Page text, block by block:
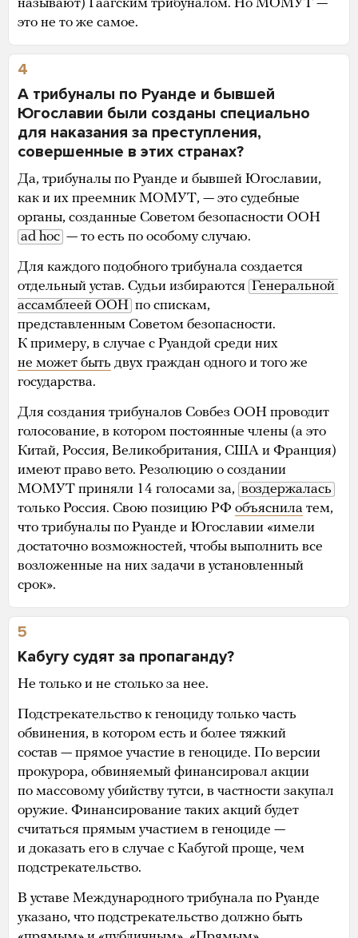
называют) Гаагским трибуналом. Но МОМУТ —
это не то же самое.
4
А трибуналы по Руанде и бывшей
Югославии были созданы специально
для наказания за преступления,
совершенные в этих странах?
Да, трибуналы по Руанде и бывшей Югославии,
как и их преемник МОМУТ, — это судебные
органы, созданные Советом безопасности ООН
ad hoc — то есть по особому случаю.
Для каждого подобного трибунала создается
отдельный устав. Судьи избираются Генеральной
ассамблеей ООН по спискам,
представленным Советом безопасности.
К примеру, в случае с Руандой среди них
не может быть двух граждан одного и того же
государства.
Для создания трибуналов Совбез ООН проводит
голосование, в котором постоянные члены (а это
Китай, Россия, Великобритания, США и Франция)
имеют право вето. Резолюцию о создании
МОМУТ приняли 14 голосами за, воздержалась
только Россия. Свою позицию РФ объяснила тем,
что трибуналы по Руанде и Югославии «имели
достаточно возможностей, чтобы выполнить все
возложенные на них задачи в установленный
срок».
5
Кабугу судят за пропаганду?
Не только и не столько за нее.
Подстрекательство к геноциду только часть
обвинения, в котором есть и более тяжкий
состав — прямое участие в геноциде. По версии
прокурора, обвиняемый финансировал акции
по массовому убийству тутси, в частности закупал
оружие. Финансирование таких акций будет
считаться прямым участием в геноциде —
и доказать его в случае с Кабугой проще, чем
подстрекательство.
В уставе Международного трибунала по Руанде
указано, что подстрекательство должно быть